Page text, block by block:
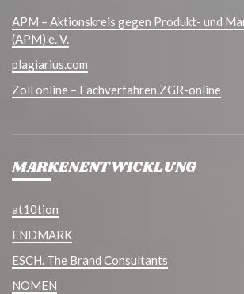
APM – Aktionskreis gegen Produkt- und
(APM) e. V.
plagiarius.com
Zoll online – Fachverfahren ZGR-online
MARKENENTWICKLUNG
at10tion
ENDMARK
ESCH. The Brand Consultants
NOMEN